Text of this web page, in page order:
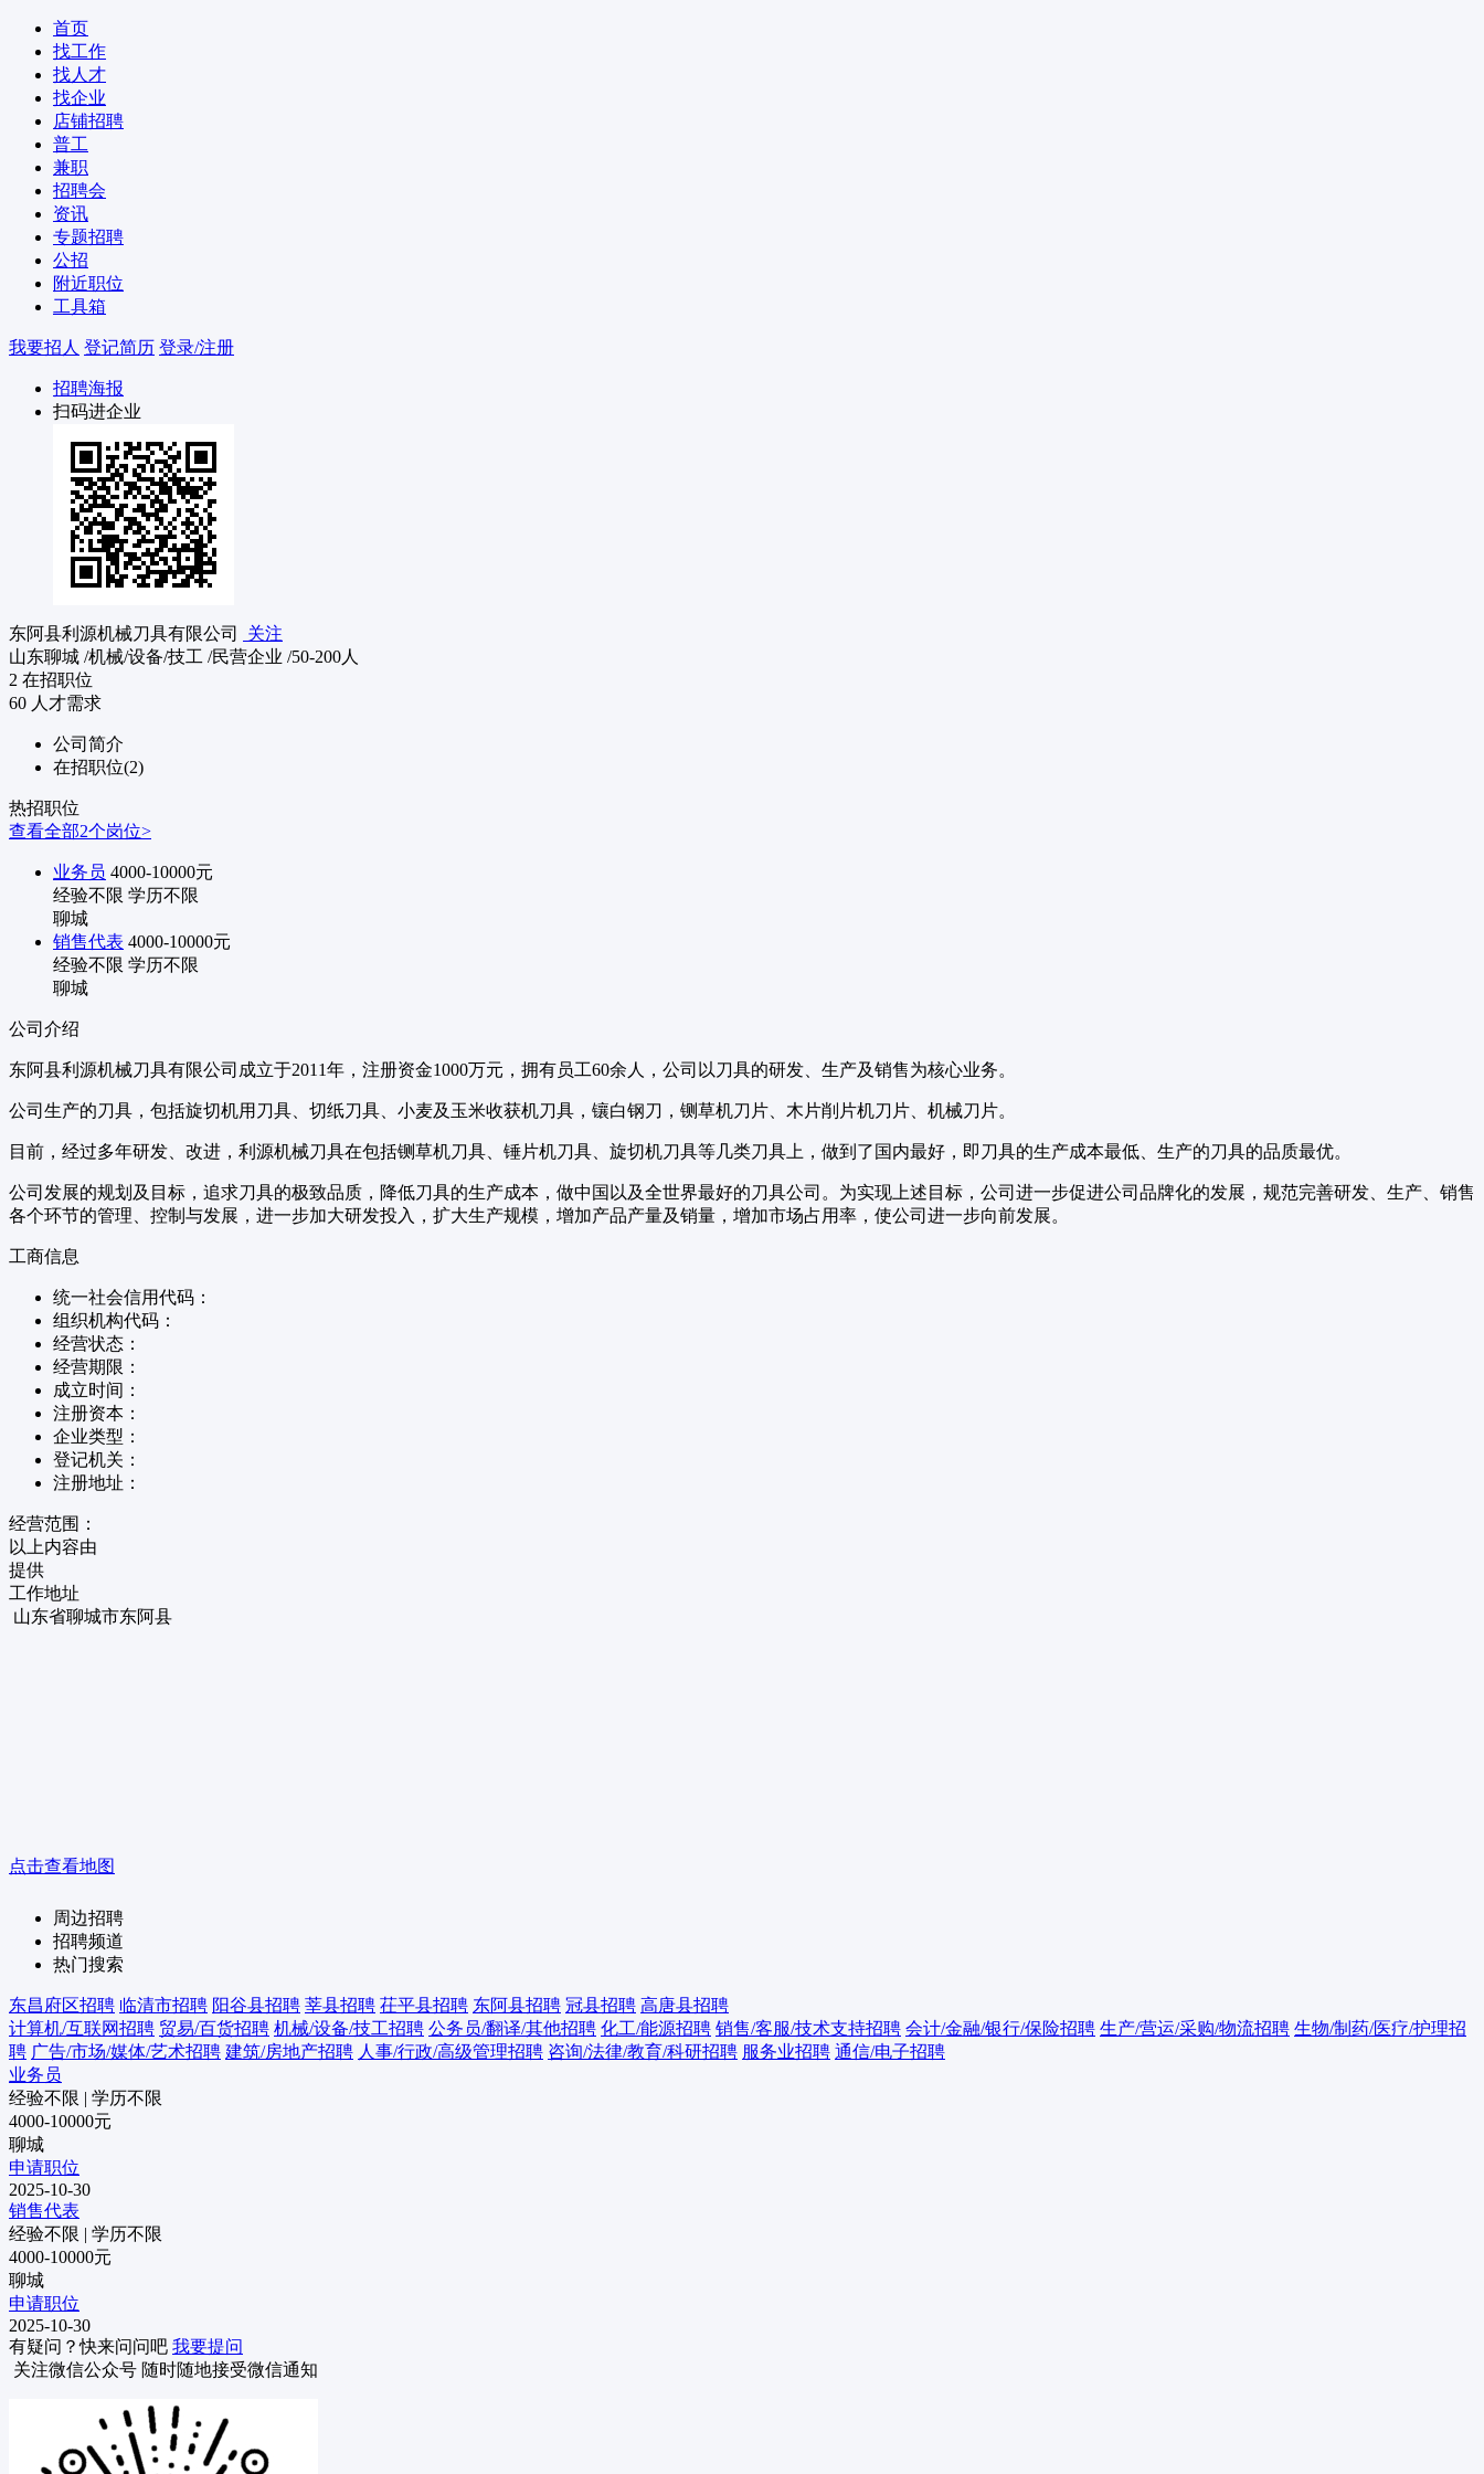
首页
找工作
找人才
找企业
店铺招聘
普工
兼职
招聘会
资讯
专题招聘
公招
附近职位
工具箱
我要招人 登记简历 登录/注册
招聘海报
扫码进企业
东阿县利源机械刀具有限公司
关注
山东聊城 /机械/设备/技工 /民营企业 /50-200人
2 在招职位
60 人才需求
公司简介
在招职位(2)
热招职位
查看全部2个岗位>
业务员 4000-10000元
经验不限 学历不限
聊城
销售代表 4000-10000元
经验不限 学历不限
聊城
公司介绍
东阿县利源机械刀具有限公司成立于2011年，注册资金1000万元，拥有员工60余人，公司以刀具的研发、生产及销售为核心业务。
公司生产的刀具，包括旋切机用刀具、切纸刀具、小麦及玉米收获机刀具，镶白钢刀，铡草机刀片、木片削片机刀片、机械刀片。
目前，经过多年研发、改进，利源机械刀具在包括铡草机刀具、锤片机刀具、旋切机刀具等几类刀具上，做到了国内最好，即刀具的生产成本最低、生产的刀具的品质最优。
公司发展的规划及目标，追求刀具的极致品质，降低刀具的生产成本，做中国以及全世界最好的刀具公司。为实现上述目标，公司进一步促进公司品牌化的发展，规范完善研发、生产、销售
各个环节的管理、控制与发展，进一步加大研发投入，扩大生产规模，增加产品产量及销量，增加市场占用率，使公司进一步向前发展。
工商信息
统一社会信用代码：
组织机构代码：
经营状态：
经营期限：
成立时间：
注册资本：
企业类型：
登记机关：
注册地址：
经营范围：
以上内容由
提供
工作地址
山东省聊城市东阿县
点击查看地图
周边招聘
招聘频道
热门搜索
东昌府区招聘 临清市招聘 阳谷县招聘 莘县招聘 茌平县招聘 东阿县招聘 冠县招聘 高唐县招聘
计算机/互联网招聘 贸易/百货招聘 机械/设备/技工招聘 公务员/翻译/其他招聘 化工/能源招聘 销售/客服/技术支持招聘 会计/金融/银行/保险招聘 生产/营运/采购/物流招聘 生物/制药/医疗/护理招
聘 广告/市场/媒体/艺术招聘 建筑/房地产招聘 人事/行政/高级管理招聘 咨询/法律/教育/科研招聘 服务业招聘 通信/电子招聘
业务员
经验不限 | 学历不限
4000-10000元
聊城
申请职位
2025-10-30
销售代表
经验不限 | 学历不限
4000-10000元
聊城
申请职位
2025-10-30
有疑问？快来问问吧 我要提问
关注微信公众号 随时随地接受微信通知